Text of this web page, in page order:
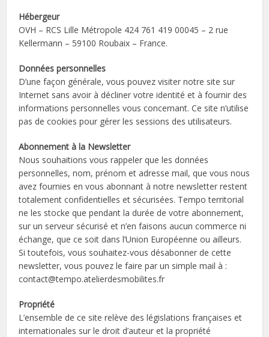
Hébergeur
OVH – RCS Lille Métropole 424 761 419 00045 – 2 rue
Kellermann – 59100 Roubaix – France.
Données personnelles
D’une façon générale, vous pouvez visiter notre site sur
Internet sans avoir à décliner votre identité et à fournir des
informations personnelles vous concernant. Ce site n’utilise
pas de cookies pour gérer les sessions des utilisateurs.
Abonnement à la Newsletter
Nous souhaitions vous rappeler que les données
personnelles, nom, prénom et adresse mail, que vous nous
avez fournies en vous abonnant à notre newsletter restent
totalement confidentielles et sécurisées. Tempo territorial
ne les stocke que pendant la durée de votre abonnement,
sur un serveur sécurisé et n’en faisons aucun commerce ni
échange, que ce soit dans l’Union Européenne ou ailleurs.
Si toutefois, vous souhaitez-vous désabonner de cette
newsletter, vous pouvez le faire par un simple mail à :
contact@tempo.atelierdesmobilites.fr
Propriété
L’ensemble de ce site relève des législations françaises et
internationales sur le droit d’auteur et la propriété